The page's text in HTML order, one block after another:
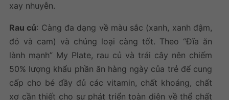
xay nhuyễn.
Rau củ: Càng đa dạng về màu sắc (xanh, xanh đậm,
đỏ và cam) và chủng loại càng tốt. Theo “Đĩa ăn
lành mạnh” My Plate, rau củ và trái cây nên chiếm
50% lượng khẩu phần ăn hàng ngày của trẻ để cung
cấp cho bé đầy đủ các vitamin, chất khoáng, chất
xơ cần thiết cho sự phát triển toàn diện về thể chất